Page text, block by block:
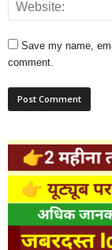
Save my name,
comment.